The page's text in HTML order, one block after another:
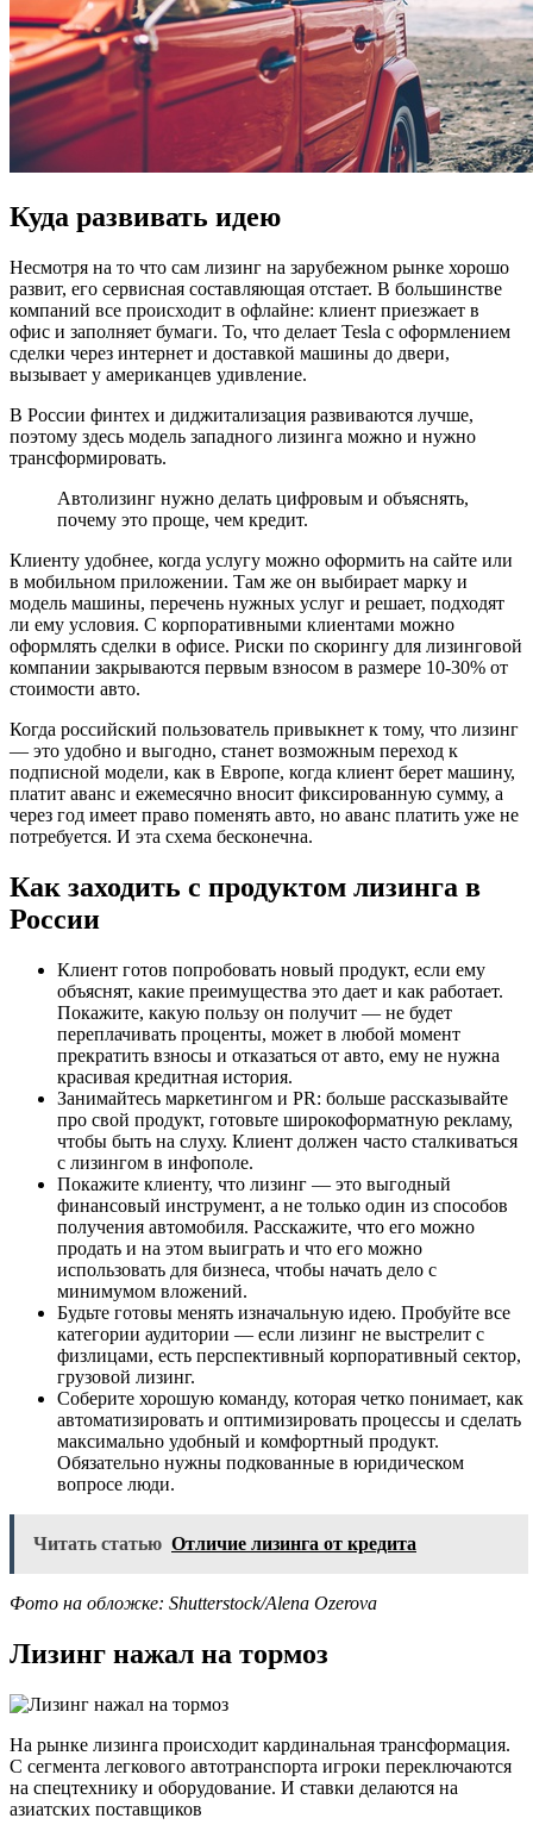
Куда развивать идею
Несмотря на то что сам лизинг на зарубежном рынке хорошо
развит, его сервисная составляющая отстает. В большинстве
компаний все происходит в офлайне: клиент приезжает в
офис и заполняет бумаги. То, что делает Tesla с оформлением
сделки через интернет и доставкой машины до двери,
вызывает у американцев удивление.
В России финтех и диджитализация развиваются лучше,
поэтому здесь модель западного лизинга можно и нужно
трансформировать.
Автолизинг нужно делать цифровым и объяснять,
почему это проще, чем кредит.
Клиенту удобнее, когда услугу можно оформить на сайте или
в мобильном приложении. Там же он выбирает марку и
модель машины, перечень нужных услуг и решает, подходят
ли ему условия. С корпоративными клиентами можно
оформлять сделки в офисе. Риски по скорингу для лизинговой
компании закрываются первым взносом в размере 10-30% от
стоимости авто.
Когда российский пользователь привыкнет к тому, что лизинг
— это удобно и выгодно, станет возможным переход к
подписной модели, как в Европе, когда клиент берет машину,
платит аванс и ежемесячно вносит фиксированную сумму, а
через год имеет право поменять авто, но аванс платить уже не
потребуется. И эта схема бесконечна.
Как заходить с продуктом лизинга в
России
Клиент готов попробовать новый продукт, если ему
объяснят, какие преимущества это дает и как работает.
Покажите, какую пользу он получит — не будет
переплачивать проценты, может в любой момент
прекратить взносы и отказаться от авто, ему не нужна
красивая кредитная история.
Занимайтесь маркетингом и PR: больше рассказывайте
про свой продукт, готовьте широкоформатную рекламу,
чтобы быть на слуху. Клиент должен часто сталкиваться
с лизингом в инфополе.
Покажите клиенту, что лизинг — это выгодный
финансовый инструмент, а не только один из способов
получения автомобиля. Расскажите, что его можно
продать и на этом выиграть и что его можно
использовать для бизнеса, чтобы начать дело с
минимумом вложений.
Будьте готовы менять изначальную идею. Пробуйте все
категории аудитории — если лизинг не выстрелит с
физлицами, есть перспективный корпоративный сектор,
грузовой лизинг.
Соберите хорошую команду, которая четко понимает, как
автоматизировать и оптимизировать процессы и сделать
максимально удобный и комфортный продукт.
Обязательно нужны подкованные в юридическом
вопросе люди.
Читать статью Отличие лизинга от кредита
Фото на обложке: Shutterstock/Alena Ozerova
Лизинг нажал на тормоз
На рынке лизинга происходит кардинальная трансформация.
С сегмента легкового автотранспорта игроки переключаются
на спецтехнику и оборудование. И ставки делаются на
азиатских поставщиков